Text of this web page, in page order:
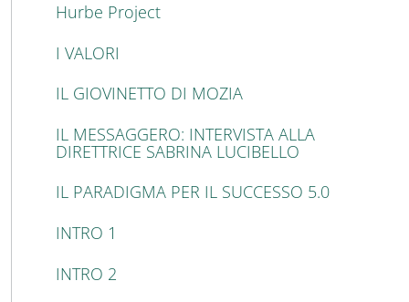
Hurbe Project
I VALORI
IL GIOVINETTO DI MOZIA
IL MESSAGGERO: INTERVISTA ALLA
DIRETTRICE SABRINA LUCIBELLO
IL PARADIGMA PER IL SUCCESSO 5.0
INTRO 1
INTRO 2